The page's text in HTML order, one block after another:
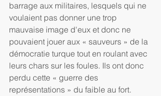
barrage aux militaires, lesquels qui ne
voulaient pas donner une trop
mauvaise image d'eux et donc ne
pouvaient jouer aux « sauveurs » de la
démocratie turque tout en roulant avec
leurs chars sur les foules. Ils ont donc
perdu cette « guerre des
représentations » du faible au fort.